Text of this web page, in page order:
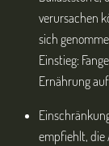
verursachen
sich
Einstieg:
Ernährung
empfiehlt, die